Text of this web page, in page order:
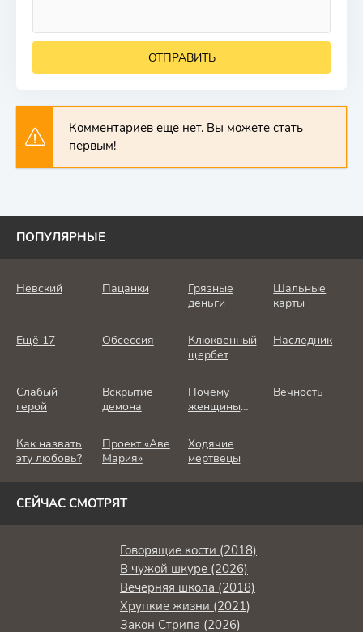
ОТПРАВИТЬ
Комментариев еще нет. Вы можете стать
первым!
ПОПУЛЯРНЫЕ
Невский Пацанки
Грязные
деньги
Шальные
карты
Ещё 17 Обсессия
Клюквенный
щербет
Наследник
Слабый
герой
Вскрытие
демона
Почему
женщины
Вечность
Как назвать
эту любовь?
Проект «Аве
Мария»
Ходячие
мертвецы
СЕЙЧАС СМОТРЯТ
Говорящие кости (2018)
В чужой шкуре (2026)
Вечерняя школа (2018)
Хрупкие жизни (2021)
Закон Стрипа (2026)